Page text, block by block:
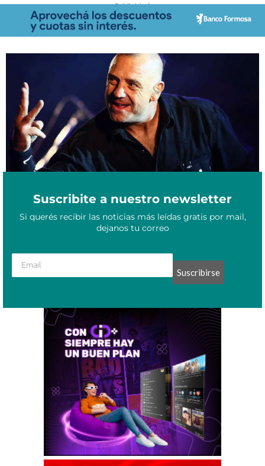
- Publicidad -
Murió Ricardo Iorio, uno de los fundadores del heavy metal
Suscribite a nuestro newsletter
Si querés recibir las noticias más leídas gratis por mail,
dejanos tu correo
Suscribirse